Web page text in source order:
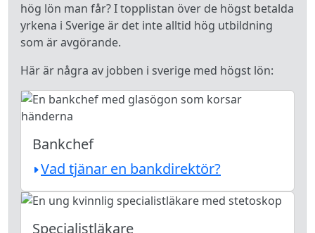
hög lön man får? I topplistan över de högst betalda
yrkena i Sverige är det inte alltid hög utbildning
som är avgörande.
Här är några av jobben i sverige med högst lön:
Bankchef
Vad tjänar en bankdirektör?
Specialistläkare